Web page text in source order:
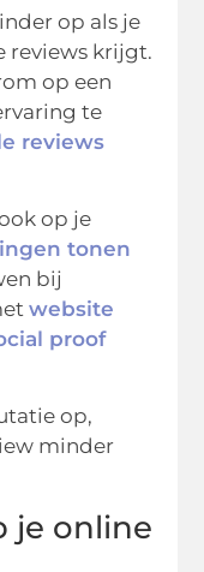
op als je
reviews krijgt.
op een
te
reviews
op je
tonen
bij
website
proof
op,
minder
je online